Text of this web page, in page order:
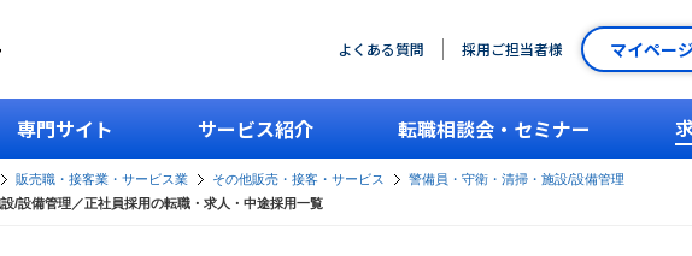
よくある質問 採用ご担当者様 マイペー
専門サイト サービス紹介 転職相談会・セミナー
販売職・接客業・サービス業 その他販売・接客・サービス
警備員・守衛・清掃・施設/設備管理
/設備管理／正社員採用の転職・求人・中途採用一覧